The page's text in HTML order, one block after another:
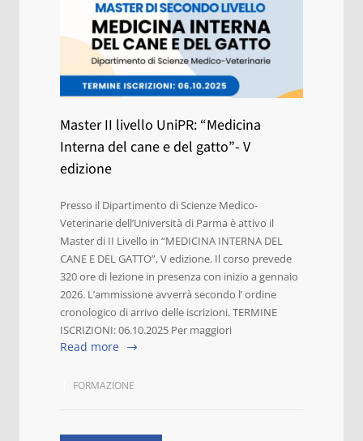
Master II livello UniPR: “Medicina
Interna del cane e del gatto”- V
edizione
Presso il Dipartimento di Scienze Medico-
Veterinarie dell’Università di Parma è attivo il
Master di II Livello in “MEDICINA INTERNA DEL
CANE E DEL GATTO”, V edizione. Il corso prevede
320 ore di lezione in presenza con inizio a gennaio
2026. L’ammissione avverrà secondo l’ ordine
cronologico di arrivo delle iscrizioni. TERMINE
ISCRIZIONI: 06.10.2025 Per maggiori
Read more
FORMAZIONE